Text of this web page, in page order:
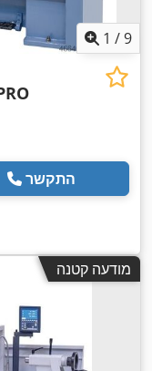
1 /9
התקשר
מודעה קטנה